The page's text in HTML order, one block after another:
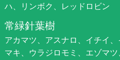
ハ、リンボク、レッドロビン
常緑針葉樹
アカマツ、アスナロ、イチイ
マキ、ウラジロモミ、エゾマツ